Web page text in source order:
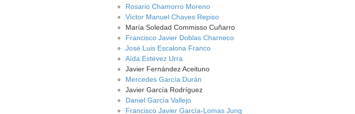
Rosario Chamorro Moreno
Víctor Manuel Chaves Repiso
María Soledad Commisso Cuñarro
Francisco Javier Doblas Charneco
José Luis Escalona Franco
Aída Estévez Urra
Javier Fernández Aceituno
Mercedes García Durán
Javier García Rodríguez
Daniel García Vallejo
Francisco Javier García-Lomas Jung